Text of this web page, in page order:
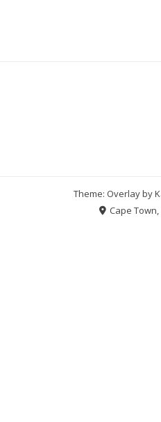
Theme: Overlay by
Cape